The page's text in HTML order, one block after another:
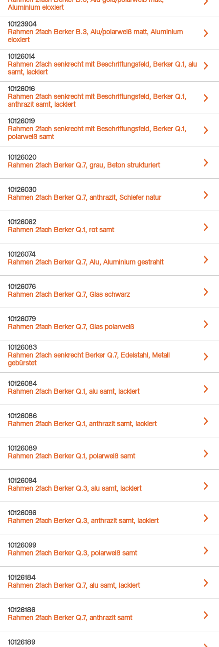
Aluminium eloxiert
10123904
Rahmen 2fach Berker B.3, Alu/polarweiß matt, Aluminium
eloxiert
10126014
Rahmen 2fach senkrecht mit Beschriftungsfeld, Berker Q.1, alu
samt, lackiert
10126016
Rahmen 2fach senkrecht mit Beschriftungsfeld, Berker Q.1,
anthrazit samt, lackiert
10126019
Rahmen 2fach senkrecht mit Beschriftungsfeld, Berker Q.1,
polarweiß samt
10126020
Rahmen 2fach Berker Q.7, grau, Beton strukturiert
10126030
Rahmen 2fach Berker Q.7, anthrazit, Schiefer natur
10126062
Rahmen 2fach Berker Q.1, rot samt
10126074
Rahmen 2fach Berker Q.7, Alu, Aluminium gestrahlt
10126076
Rahmen 2fach Berker Q.7, Glas schwarz
10126079
Rahmen 2fach Berker Q.7, Glas polarweiß
10126083
Rahmen 2fach senkrecht Berker Q.7, Edelstahl, Metall
gebürstet
10126084
Rahmen 2fach Berker Q.1, alu samt, lackiert
10126086
Rahmen 2fach Berker Q.1, anthrazit samt, lackiert
10126089
Rahmen 2fach Berker Q.1, polarweiß samt
10126094
Rahmen 2fach Berker Q.3, alu samt, lackiert
10126096
Rahmen 2fach Berker Q.3, anthrazit samt, lackiert
10126099
Rahmen 2fach Berker Q.3, polarweiß samt
10126184
Rahmen 2fach Berker Q.7, alu samt, lackiert
10126186
Rahmen 2fach Berker Q.7, anthrazit samt
10126189